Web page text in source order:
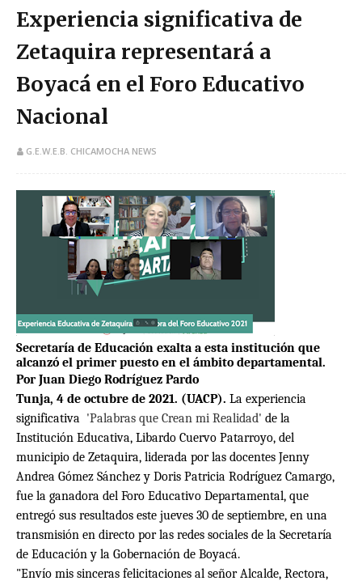
Experiencia significativa de
Zetaquira representará a
Boyacá en el Foro Educativo
Nacional
G.E.W.E.B. CHICAMOCHA NEWS
Secretaría de Educación exalta a esta institución que
alcanzó el primer puesto en el ámbito departamental.
Por Juan Diego Rodríguez Pardo
Tunja, 4 de octubre de 2021. (UACP). La experiencia
significativa 'Palabras que Crean mi Realidad' de la
Institución Educativa, Libardo Cuervo Patarroyo, del
municipio de Zetaquira, liderada por las docentes Jenny
Andrea Gómez Sánchez y Doris Patricia Rodríguez Camargo,
fue la ganadora del Foro Educativo Departamental, que
entregó sus resultados este jueves 30 de septiembre, en una
transmisión en directo por las redes sociales de la Secretaría
de Educación y la Gobernación de Boyacá.
"Envío mis sinceras felicitaciones al señor Alcalde, Rectora,